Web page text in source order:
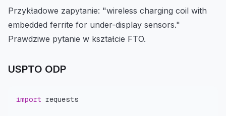
Przykładowe zapytanie: "wireless charging coil with
embedded ferrite for under-display sensors."
Prawdziwe pytanie w kształcie FTO.
USPTO ODP
import